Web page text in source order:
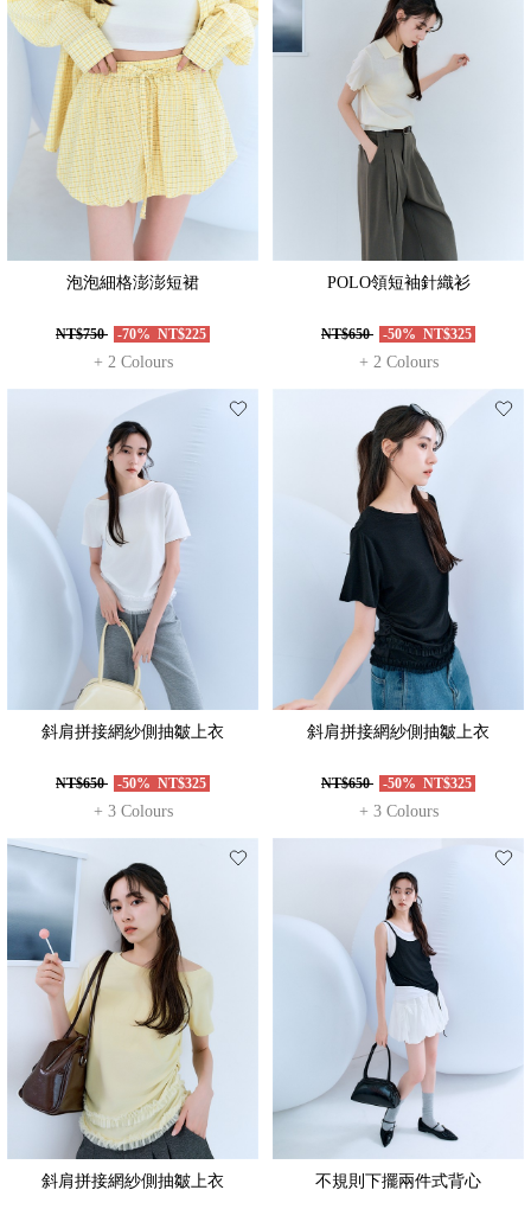
泡泡細格澎澎短裙
NT$750 -70% NT$225
+ 2 Colours
POLO領短袖針織衫
NT$650 -50% NT$325
+ 2 Colours
斜肩拼接網紗側抽皺上衣
NT$650 -50% NT$325
+ 3 Colours
斜肩拼接網紗側抽皺上衣
NT$650 -50% NT$325
+ 3 Colours
斜肩拼接網紗側抽皺上衣 不規則下擺兩件式背心